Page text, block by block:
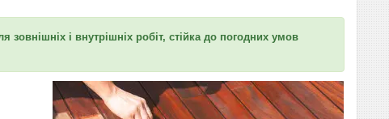
зовнішніх і внутрішніх робіт, стійка до погодних умов